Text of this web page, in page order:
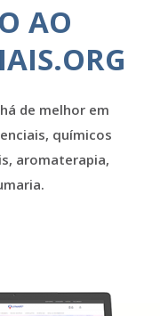
AO
de melhor em
químicos
aromaterapia,